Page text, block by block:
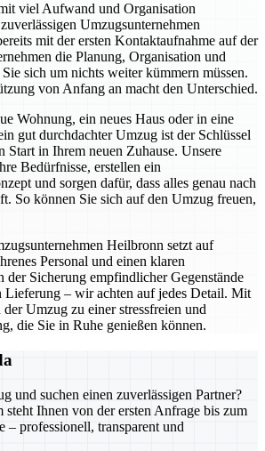
viel Aufwand und Organisation
Umzugsunternehmen
mit der ersten Kontaktaufnahme auf der
die Planung, Organisation und
sich um nichts weiter kümmern müssen.
von Anfang an macht den Unterschied.
Wohnung, ein neues Haus oder in eine
gut durchdachter Umzug ist der Schlüssel
Start in Ihrem neuen Zuhause. Unsere
Bedürfnisse, erstellen ein
und sorgen dafür, dass alles genau nach
So können Sie sich auf den Umzug freuen,
Heilbronn setzt auf
Personal und einen klaren
der Sicherung empfindlicher Gegenstände
Lieferung – wir achten auf jedes Detail. Mit
Umzug zu einer stressfreien und
die Sie in Ruhe genießen können.
und suchen einen zuverlässigen Partner?
steht Ihnen von der ersten Anfrage bis zum
– professionell, transparent und